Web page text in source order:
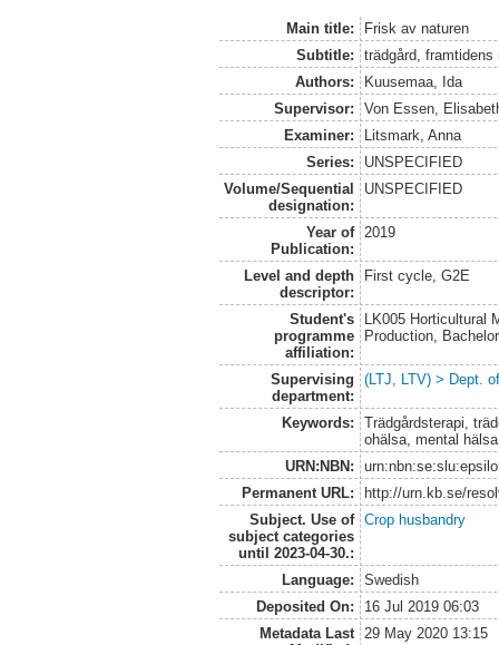
Main title:
Frisk av naturen
Subtitle:
trädgård, framtidens
Authors:
Kuusemaa, Ida
Supervisor:
Von Essen,
Examiner:
Litsmark, Anna
Series:
UNSPECIFIED
Volume/Sequential
designation:
UNSPECIFIED
Year of
Publication:
2019
Level and depth
descriptor:
First cycle, G2E
Student's
programme
affiliation:
LK005 Horticultural
Production,
Supervising
department:
(LTJ, LTV) > Dept.
Keywords:
Trädgårdsterapi,
ohälsa, mental
URN:NBN:
Permanent URL:
http://urn.kb.se/
Subject. Use of
subject categories
until 2023-04-30.:
Crop husbandry
Language:
Swedish
Deposited On:
16 Jul 2019 06:03
Metadata Last
29 May 2020 13:15